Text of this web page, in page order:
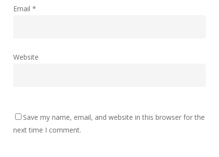
Email *
Website
Save my name, email, and website in this browser for the
next time I comment.